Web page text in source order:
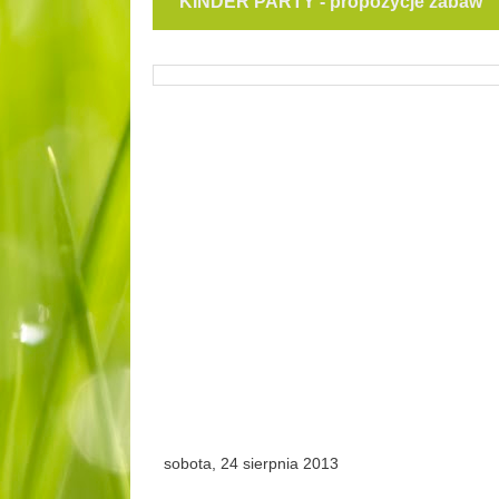
sobota, 24 sierpnia 2013